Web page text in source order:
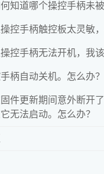
知道哪个操控手柄未被
控手柄触控板太灵敏
控手柄无法开机，我该
柄自动关机。怎么办？
件更新期间意外断开
无法启动。怎么办？